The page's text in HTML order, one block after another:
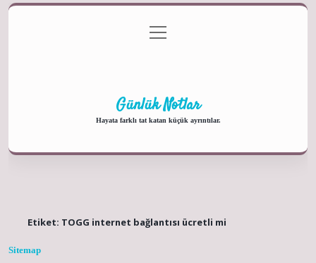
Gizlilik Politikası
menüyü
aç
Günlük Notlar
Hayata farklı tat katan küçük ayrıntılar.
Etiket: TOGG internet bağlantısı ücretli mi
Sitemap